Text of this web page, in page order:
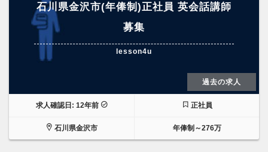
石川県金沢市(年俸制)正社員 英会話講師
募集
lesson4u
過去の求人
求人確認日: 12年前 正社員
石川県金沢市 年俸制～276万